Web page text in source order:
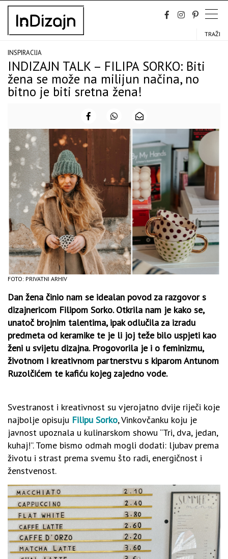
Skip
content
TRAŽI
INSPIRACIJA
INDIZAJN TALK – FILIPA SORKO: Biti
žena se može na milijun načina, no
bitno je biti sretna žena!
FOTO: PRIVATNI ARHIV
Dan žena činio nam se idealan povod za razgovor s
dizajnericom Filipom Sorko. Otkrila nam je kako se,
unatoč brojnim talentima, ipak odlučila za izradu
predmeta od keramike te je li joj teže bilo uspjeti kao
ženi u svijetu dizajna. Progovorila je i o feminizmu,
životnom i kreativnom partnerstvu s kiparom Antunom
Ruzolčićem te kafiću kojeg zajedno vode.
Svestranost i kreativnost su vjerojatno dvije riječi koje
najbolje opisuju Filipu Sorko, Vinkovčanku koju je
javnost upoznala u kulinarskom showu “Tri, dva, jedan,
kuhaj!”. Tome bismo odmah mogli dodati: ljubav prema
životu i strast prema svemu što radi, energičnost i
ženstvenost.